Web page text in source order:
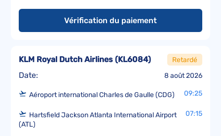
Vérification du paiement
Date: 8 août 2026
KLM Royal Dutch Airlines (KL6084) Retardé
Aéroport international Charles de Gaulle (CDG) 09:25
Hartsfield Jackson Atlanta International Airport
(ATL)
07:15